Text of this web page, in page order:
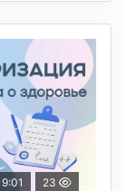
23